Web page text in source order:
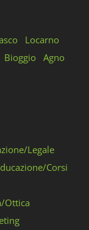
Locarno
Bioggio Agno
Legale
Corsi
Ottica